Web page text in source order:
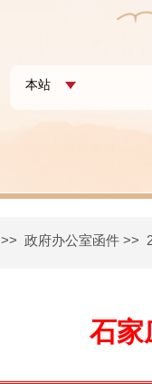
>> 政府办公室函件 >>
石家